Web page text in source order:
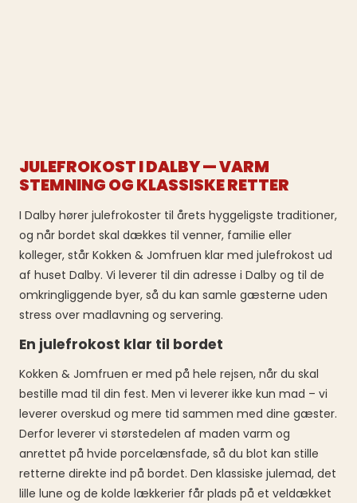
JULEFROKOST I DALBY — VARM
STEMNING OG KLASSISKE RETTER
I Dalby hører julefrokoster til årets hyggeligste traditioner,
og når bordet skal dækkes til venner, familie eller
kolleger, står Kokken & Jomfruen klar med julefrokost ud
af huset Dalby. Vi leverer til din adresse i Dalby og til de
omkringliggende byer, så du kan samle gæsterne uden
stress over madlavning og servering.
En julefrokost klar til bordet
Kokken & Jomfruen er med på hele rejsen, når du skal
bestille mad til din fest. Men vi leverer ikke kun mad – vi
leverer overskud og mere tid sammen med dine gæster.
Derfor leverer vi størstedelen af maden varm og
anrettet på hvide porcelænsfade, så du blot kan stille
retterne direkte ind på bordet. Den klassiske julemad, det
lille lune og de kolde lækkerier får plads på et veldækket